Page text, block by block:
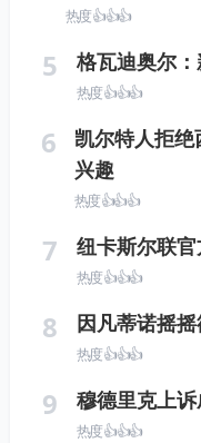
热度 👍👍👍
5 格瓦迪奥尔
热度 👍👍👍
6
凯尔特人拒
兴趣
热度 👍👍👍
7 纽卡斯尔联
热度 👍👍👍
8 因凡蒂诺摇
热度 👍👍👍
9 穆德里克上
热度 👍👍👍